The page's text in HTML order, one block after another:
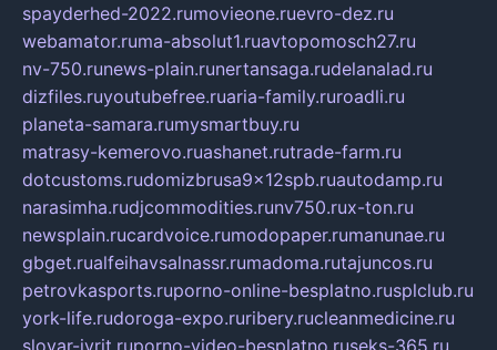
spayderhed-2022.rumovieone.ruevro-dez.ru
webamator.ruma-absolut1.ruavtopomosch27.ru
nv-750.runews-plain.runertansaga.rudelanalad.ru
dizfiles.ruyoutubefree.ruaria-family.ruroadli.ru
planeta-samara.rumysmartbuy.ru
matrasy-kemerovo.ruashanet.rutrade-farm.ru
dotcustoms.rudomizbrusa9x12spb.ruautodamp.ru
narasimha.rudjcommodities.runv750.rux-ton.ru
newsplain.rucardvoice.rumodopaper.rumanunae.ru
gbget.rualfeihavsalnassr.rumadoma.rutajuncos.ru
petrovkasports.ruporno-online-besplatno.rusplclub.ru
york-life.rudoroga-expo.ruribery.rucleanmedicine.ru
slovar-ivrit.ruporno-video-besplatno.ruseks-365.ru